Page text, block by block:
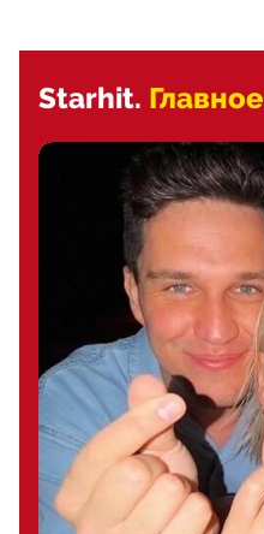
Starhit. Главное